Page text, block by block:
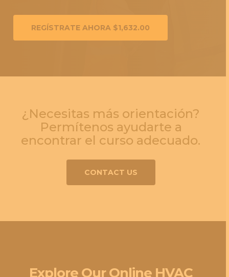
REGÍSTRATE AHORA $1,632.00
¿Necesitas más orientación?
Permítenos ayudarte a
encontrar el curso adecuado.
CONTACT US
Explore Our Online HVAC